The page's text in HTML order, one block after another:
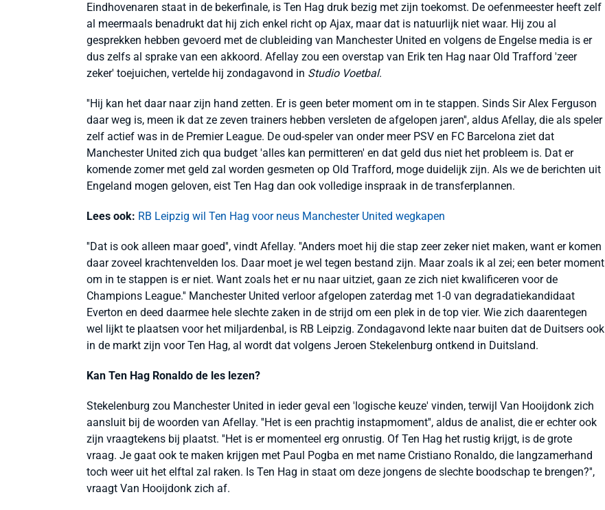
Eindhovenaren staat in de bekerfinale, is Ten Hag druk bezig met zijn toekomst. De oefenmeester heeft zelf
al meermaals benadrukt dat hij zich enkel richt op Ajax, maar dat is natuurlijk niet waar. Hij zou al
gesprekken hebben gevoerd met de clubleiding van Manchester United en volgens de Engelse media is er
dus zelfs al sprake van een akkoord. Afellay zou een overstap van Erik ten Hag naar Old Trafford 'zeer
zeker' toejuichen, vertelde hij zondagavond in Studio Voetbal.
''Hij kan het daar naar zijn hand zetten. Er is geen beter moment om in te stappen. Sinds Sir Alex Ferguson
daar weg is, meen ik dat ze zeven trainers hebben versleten de afgelopen jaren'', aldus Afellay, die als speler
zelf actief was in de Premier League. De oud-speler van onder meer PSV en FC Barcelona ziet dat
Manchester United zich qua budget 'alles kan permitteren' en dat geld dus niet het probleem is. Dat er
komende zomer met geld zal worden gesmeten op Old Trafford, moge duidelijk zijn. Als we de berichten uit
Engeland mogen geloven, eist Ten Hag dan ook volledige inspraak in de transferplannen.
Lees ook: RB Leipzig wil Ten Hag voor neus Manchester United wegkapen
''Dat is ook alleen maar goed'', vindt Afellay. ''Anders moet hij die stap zeer zeker niet maken, want er komen
daar zoveel krachtenvelden los. Daar moet je wel tegen bestand zijn. Maar zoals ik al zei; een beter moment
om in te stappen is er niet. Want zoals het er nu naar uitziet, gaan ze zich niet kwalificeren voor de
Champions League.'' Manchester United verloor afgelopen zaterdag met 1-0 van degradatiekandidaat
Everton en deed daarmee hele slechte zaken in de strijd om een plek in de top vier. Wie zich daarentegen
wel lijkt te plaatsen voor het miljardenbal, is RB Leipzig. Zondagavond lekte naar buiten dat de Duitsers ook
in de markt zijn voor Ten Hag, al wordt dat volgens Jeroen Stekelenburg ontkend in Duitsland.
Kan Ten Hag Ronaldo de les lezen?
Stekelenburg zou Manchester United in ieder geval een 'logische keuze' vinden, terwijl Van Hooijdonk zich
aansluit bij de woorden van Afellay. ''Het is een prachtig instapmoment'', aldus de analist, die er echter ook
zijn vraagtekens bij plaatst. ''Het is er momenteel erg onrustig. Of Ten Hag het rustig krijgt, is de grote
vraag. Je gaat ook te maken krijgen met Paul Pogba en met name Cristiano Ronaldo, die langzamerhand
toch weer uit het elftal zal raken. Is Ten Hag in staat om deze jongens de slechte boodschap te brengen?'',
vraagt Van Hooijdonk zich af.